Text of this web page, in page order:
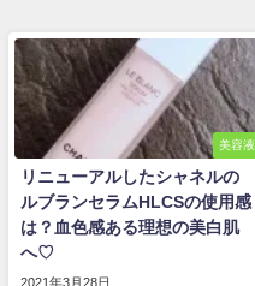
美容液
リニューアルしたシャネルの
ルブランセラムHLCSの使用感
は？血色感ある理想の美白肌
へ♡
2021年3月28日